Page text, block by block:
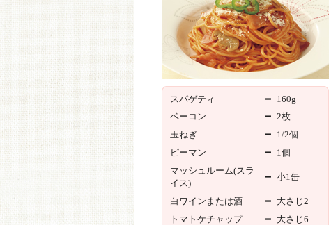
スパゲティ ━ 160g
ベーコン
━ 2枚
玉ねぎ
━ 1/2個
ピーマン
━ 1個
マッシュルーム(スラ
イス)
━ 小1缶
白ワインまたは酒 ━ 大さじ2
トマトケチャップ
━ 大さじ6